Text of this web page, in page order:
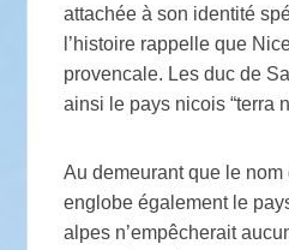
attachée à son identité
l’histoire rappelle que
provencale. Les duc de
ainsi le pays nicois “terra
Au demeurant que le
englobe également le
alpes n’empêcherait